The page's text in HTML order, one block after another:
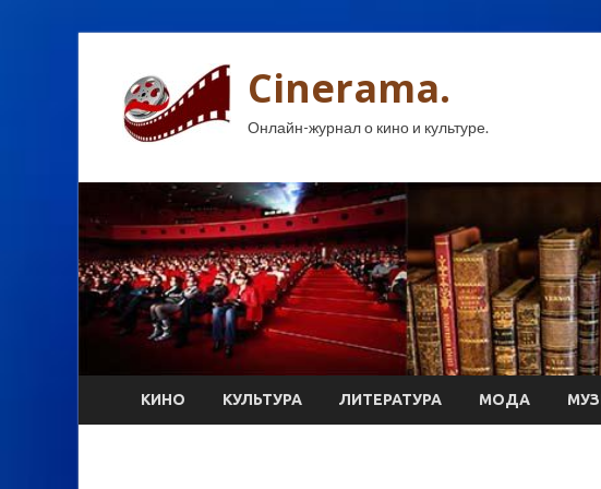
Cinerama.
Онлайн-журнал о кино и культуре.
КИНО КУЛЬТУРА ЛИТЕРАТУРА МОДА